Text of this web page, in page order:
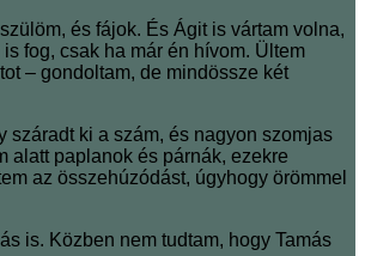
és fájok. És Ágit is vártam volna,
fog, csak ha már én hívom. Ültem
– gondoltam, de mindössze két
száradt ki a szám, és nagyon szomjas
alatt paplanok és párnák, ezekre
az összehúzódást, úgyhogy örömmel
is. Közben nem tudtam, hogy Tamás